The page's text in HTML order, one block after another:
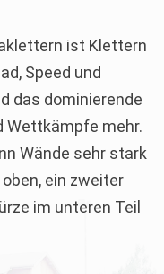
ist Klettern
Speed und
das dominierende
Wettkämpfe mehr.
Wände sehr stark
ein zweiter
im unteren Teil